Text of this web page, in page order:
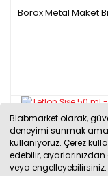
Blabmarket olarak,
deneyimi sunmak
kullanıyoruz. Çerez
edebilir,
veya engelleyebilirsiniz.
Borox Metal Maket